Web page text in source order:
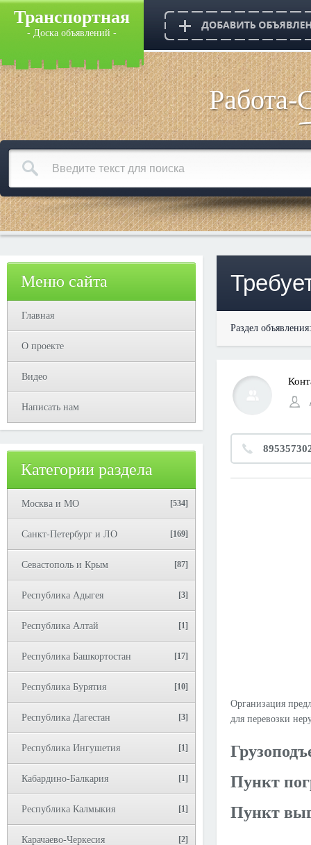
Транспортная
- Доска объявлений -
Меню сайта
Главная
О проекте
Видео
Написать нам
Категории раздела
Москва и МО [534]
Санкт-Петербург и ЛО [169]
Севастополь и Крым [87]
Республика Адыгея [3]
Республика Алтай [1]
Республика Башкортостан [17]
Республика Бурятия [10]
Республика Дагестан [3]
Республика Ингушетия [1]
Кабардино-Балкария [1]
Республика Калмыкия [1]
Карачаево-Черкесия [2]
Раздел
Организация
для перевозки
Пункт
Пункт